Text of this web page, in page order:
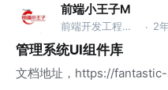
前端小王子M
前端开发工程师 @阿里巴巴 · 2
管理系统UI组件库
文档地址，https://